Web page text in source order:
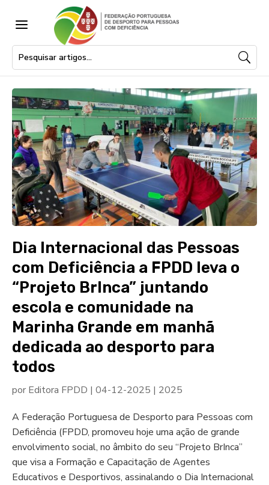
a
Dia Internacional das Pessoas
com Deficiência a FPDD leva o
“Projeto BrInca” juntando
escola e comunidade na
Marinha Grande em manhã
dedicada ao desporto para
todos
por Editora FPDD | 04-12-2025 | 2025
A Federação Portuguesa de Desporto para Pessoas com
Deficiência (FPDD, promoveu hoje uma ação de grande
envolvimento social, no âmbito do seu “Projeto BrInca”
que visa a Formação e Capacitação de Agentes
Educativos e Desportivos, assinalando o Dia Internacional